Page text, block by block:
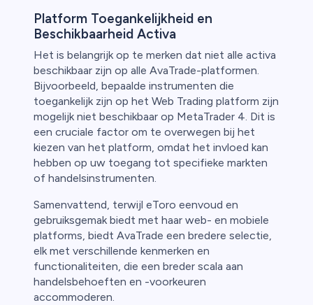
Platform Toegankelijkheid en
Beschikbaarheid Activa
Het is belangrijk op te merken dat niet alle activa
beschikbaar zijn op alle AvaTrade-platformen.
Bijvoorbeeld, bepaalde instrumenten die
toegankelijk zijn op het Web Trading platform zijn
mogelijk niet beschikbaar op MetaTrader 4. Dit is
een cruciale factor om te overwegen bij het
kiezen van het platform, omdat het invloed kan
hebben op uw toegang tot specifieke markten
of handelsinstrumenten.
Samenvattend, terwijl eToro eenvoud en
gebruiksgemak biedt met haar web- en mobiele
platforms, biedt AvaTrade een bredere selectie,
elk met verschillende kenmerken en
functionaliteiten, die een breder scala aan
handelsbehoeften en -voorkeuren
accommoderen.